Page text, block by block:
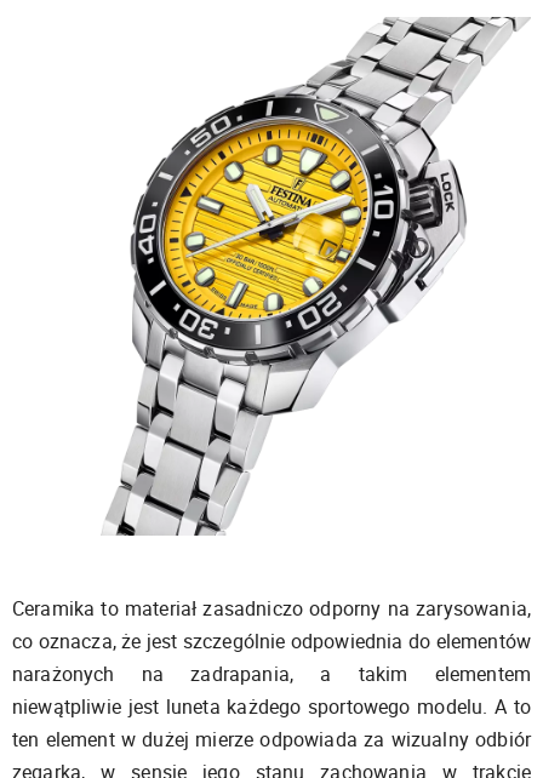
Ceramika to materiał zasadniczo odporny na zarysowania,
co oznacza, że jest szczególnie odpowiednia do elementów
narażonych na zadrapania, a takim elementem
niewątpliwie jest luneta każdego sportowego modelu. A to
ten element w dużej mierze odpowiada za wizualny odbiór
zegarka, w sensie jego stanu zachowania w trakcie